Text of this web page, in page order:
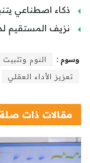
ذكاء اصطناعي يتنبأ
نزيف المستقيم
وسوم : النوم
تعزيز الأداء العقلي
مقالات ذات صلة